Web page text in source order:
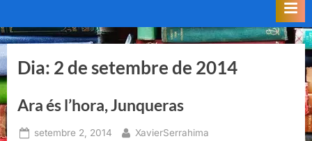
Dia: 2 de setembre de 2014
Ara és l’hora, Junqueras
Posted
setembre 2, 2014 By
XavierSerrahima